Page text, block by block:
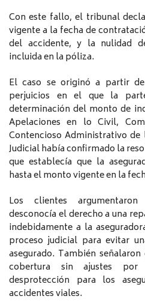
Con este fallo, el tribunal
vigente a la fecha de
del accidente, y la nulidad
incluida en la póliza.
El caso se originó a partir
perjuicios en el que la
determinación del monto de
Apelaciones en lo Civil,
Contencioso Administrativo de
Judicial había confirmado la
que establecía que la
hasta el monto vigente en la
Los clientes
desconocía el derecho a una
indebidamente a la
proceso judicial para evitar
asegurado. También
cobertura sin ajustes por
desprotección para los
accidentes viales.